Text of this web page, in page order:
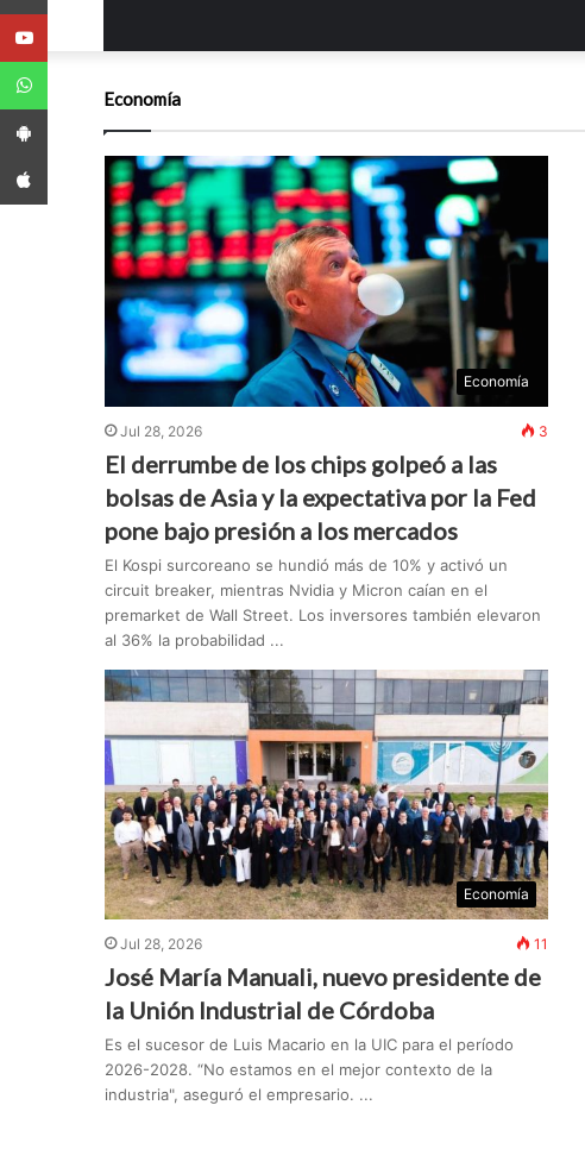
Economía
Economía
Jul 28, 2026 3
El derrumbe de los chips golpeó a las
bolsas de Asia y la expectativa por la Fed
pone bajo presión a los mercados
El Kospi surcoreano se hundió más de 10% y activó un
circuit breaker, mientras Nvidia y Micron caían en el
premarket de Wall Street. Los inversores también elevaron
al 36% la probabilidad ...
Economía
Jul 28, 2026 11
José María Manuali, nuevo presidente de
la Unión Industrial de Córdoba
Es el sucesor de Luis Macario en la UIC para el período
2026-2028. “No estamos en el mejor contexto de la
industria", aseguró el empresario. ...
App Android